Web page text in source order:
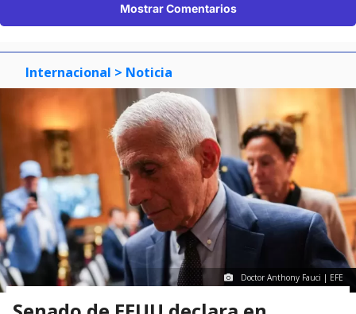
Mostrar Comentarios
Internacional > Noticia
Doctor Anthony Fauci | EFE